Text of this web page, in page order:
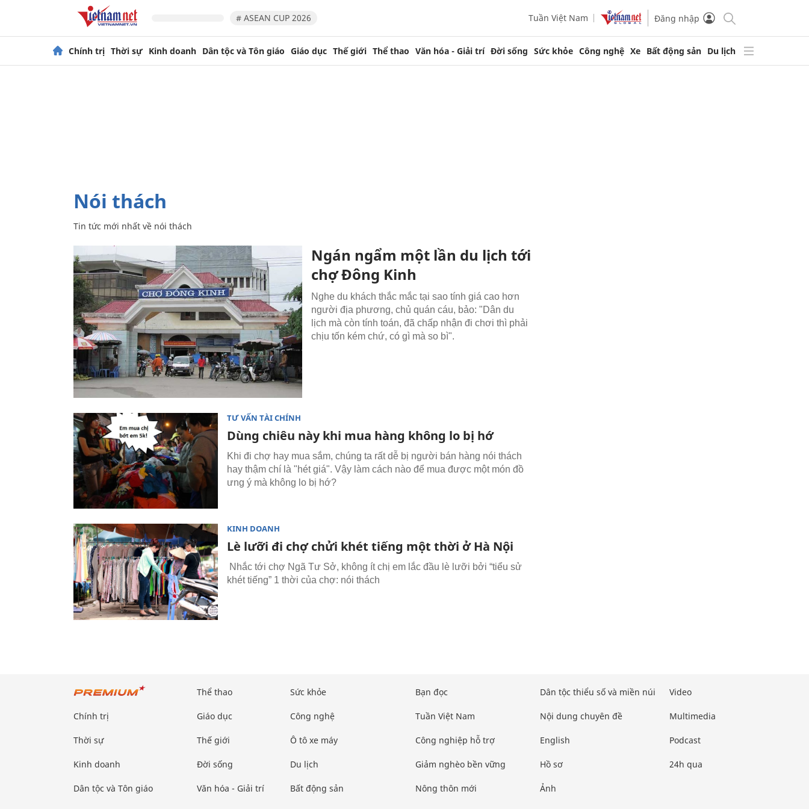
# ASEAN CUP 2026 Tuần Việt Nam Đăng nhập
Chính trị Thời sự Kinh doanh Dân tộc và Tôn giáo Giáo dục Thế giới Thể thao Văn hóa - Giải trí Đời sống Sức khỏe Công nghệ Xe Bất động sản Du lịch
nói thách
Tin tức mới nhất về nói thách
Ngán ngẩm một lần du lịch tới
chợ Đông Kinh
Nghe du khách thắc mắc tại sao tính giá cao hơn
người địa phương, chủ quán cáu, bảo: "Dân du
lịch mà còn tính toán, đã chấp nhận đi chơi thì phải
chịu tốn kém chứ, có gì mà so bì".
TƯ VẤN TÀI CHÍNH
Dùng chiêu này khi mua hàng không lo bị hớ
Khi đi chợ hay mua sắm, chúng ta rất dễ bị người bán hàng nói thách
hay thậm chí là "hét giá". Vậy làm cách nào để mua được một món đồ
ưng ý mà không lo bị hớ?
KINH DOANH
Lè lưỡi đi chợ chửi khét tiếng một thời ở Hà Nội
Nhắc tới chợ Ngã Tư Sở, không ít chị em lắc đầu lè lưỡi bởi “tiểu sử
khét tiếng” 1 thời của chợ: nói thách
Chính trị
Thời sự
Kinh doanh
Dân tộc và Tôn giáo
Thể thao
Giáo dục
Thế giới
Đời sống
Văn hóa - Giải trí
Sức khỏe
Công nghệ
Ô tô xe máy
Du lịch
Bất động sản
Bạn đọc
Tuần Việt Nam
Công nghiệp hỗ trợ
Giảm nghèo bền vững
Nông thôn mới
Dân tộc thiểu số và miền núi
Nội dung chuyên đề
English
Hồ sơ
Ảnh
Video
Multimedia
Podcast
24h qua